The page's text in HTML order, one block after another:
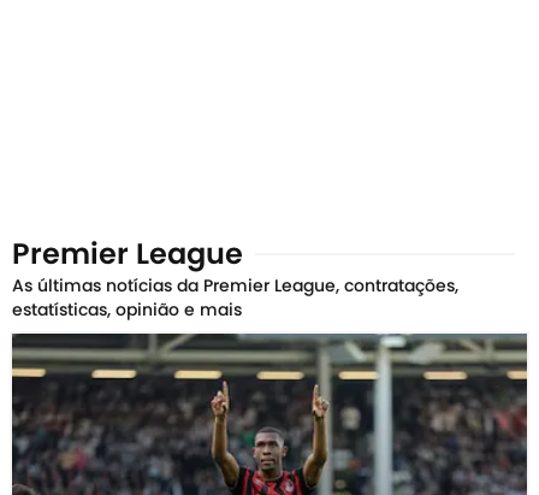
Premier League
As últimas notícias da Premier League, contratações,
estatísticas, opinião e mais